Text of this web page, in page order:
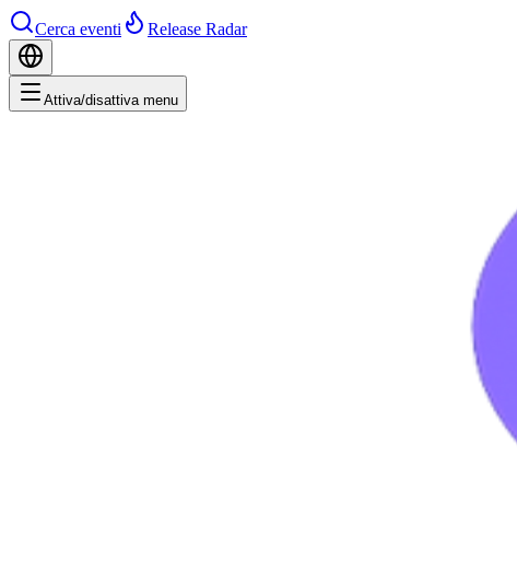
Cerca eventi Release Radar
Attiva/disattiva menu